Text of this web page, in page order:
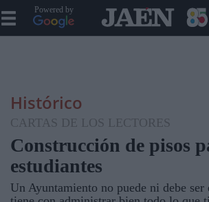
Powered by
Histórico
CARTAS DE LOS LECTORES
Construcción de pisos
estudiantes
Un Ayuntamiento no puede ni debe ser